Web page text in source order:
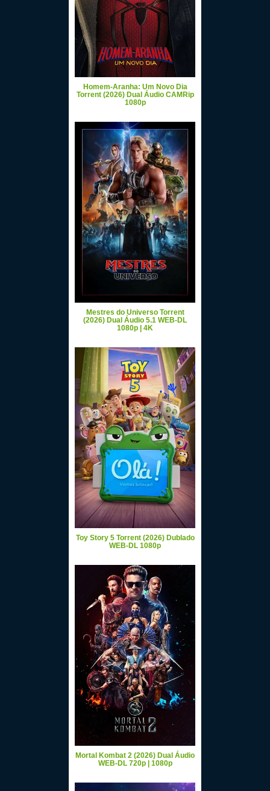
Homem-Aranha: Um Novo Dia
Torrent (2026) Dual Áudio CAMRip
1080p
Mestres do Universo Torrent
(2026) Dual Áudio 5.1 WEB-DL
1080p | 4K
Toy Story 5 Torrent (2026) Dublado
WEB-DL 1080p
Mortal Kombat 2 (2026) Dual Áudio
WEB-DL 720p | 1080p